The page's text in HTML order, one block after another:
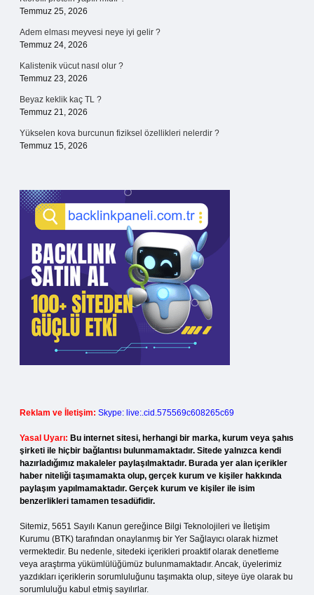
Temmuz 25, 2026
Adem elması meyvesi neye iyi gelir ?
Temmuz 24, 2026
Kalistenik vücut nasıl olur ?
Temmuz 23, 2026
Beyaz keklik kaç TL ?
Temmuz 21, 2026
Yükselen kova burcunun fiziksel özellikleri nelerdir ?
Temmuz 15, 2026
Reklam ve İletişim: Skype: live:.cid.575569c608265c69
Yasal Uyarı: Bu internet sitesi, herhangi bir marka, kurum veya şahıs
şirketi ile hiçbir bağlantısı bulunmamaktadır. Sitede yalnızca kendi
hazırladığımız makaleler paylaşılmaktadır. Burada yer alan içerikler
haber niteliği taşımamakta olup, gerçek kurum ve kişiler hakkında
paylaşım yapılmamaktadır. Gerçek kurum ve kişiler ile isim
benzerlikleri tamamen tesadüfidir.
Sitemiz, 5651 Sayılı Kanun gereğince Bilgi Teknolojileri ve İletişim
Kurumu (BTK) tarafından onaylanmış bir Yer Sağlayıcı olarak hizmet
vermektedir. Bu nedenle, sitedeki içerikleri proaktif olarak denetleme
veya araştırma yükümlülüğümüz bulunmamaktadır. Ancak, üyelerimiz
yazdıkları içeriklerin sorumluluğunu taşımakta olup, siteye üye olarak bu
sorumluluğu kabul etmiş sayılırlar.